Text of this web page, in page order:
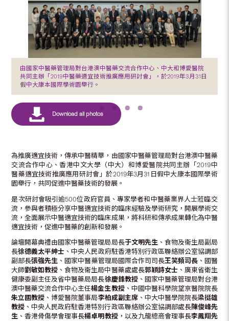
由國家中醫藥管理局對台港澳中醫藥交流合作中心、中大和博愛醫院
共同主辦「2019中醫藥適宜技術推廣應用研討會」，於2019年3月31日
假中大康本國際學術園舉行。
為推廣適宜技術，傳承中醫精華，由國家中醫藥管理局對台港澳中醫藥
交流合作中心、香港中文大學（中大）和博愛醫院共同主辦「2019中
醫藥適宜技術推廣應用研討會」於2019年3月31日假中大康本國際學術
園舉行，共同促進中醫藥技術的發展。
是次研討會吸引逾500位政府官員、專家學者和中醫藥業界人士蒞臨交
流，參與者積極分享中醫適宜技術的臨床經驗及學術研究，開展學術交
流，全面展示中醫適宜技術的臨床成果，將科研和傳承成果轉化為中醫
適宜技術，促進中醫藥的創新和發展。
論壇開幕典禮由國家中醫藥管理局局長于文明先生、食物及衞生局副局
長徐德義太平紳士 、中央人民政府駐香港特別行政區聯絡辦公室協調部
副部長張強先生 、國家中醫藥管理局國際合作司司長王笑頻司長、國醫
大師劉敏如教授 、食物及衞生局中醫藥處處長郭穎詩女士、廣東省衛生
健康委副主任及省中醫藥局局長徐慶鋒教授、國家中醫藥管理局對台港
澳中醫藥交流合作中心主任楊金生教授、中國中醫科學院望京醫院院長
朱立國教授 、博愛醫院董事局李柏成副主席、中大中醫學院院長梁挺雄
教授 、中央人民政府駐香港特別行政區聯絡辦公室協調部處長陳俊峰先
生 、香港骨傷學會理事長楊卓明教授，以及九龍總商會理事長李鳳翔先